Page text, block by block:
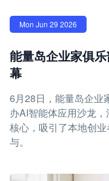
Mon Jun 29 2026
能量岛企业家俱
幕
6月28日，能量岛企业
办AI智能体应用沙龙
核心，吸引了本地创
与。